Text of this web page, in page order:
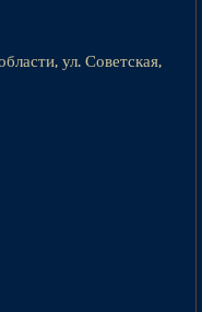
ул. Советская,